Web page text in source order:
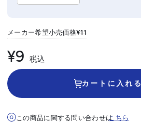
メーカー希望小売価格¥11
¥9 税込
カートに入れる
この商品に関する問い合わせはこちら